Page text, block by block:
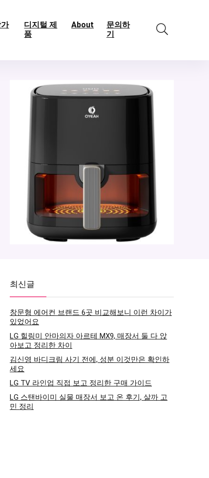
디지털 제
품
About
문의하
기
최신글
창문형 에어컨 브랜드 6곳 비교해보니 이런 차이가
있었어요
LG 힐링미 안마의자 아르테 MX9, 매장서 둘 다 앉
아보고 정리한 차이
김신영 바디크림 사기 전에, 성분 이것만은 확인하
세요
LG TV 라인업 직접 보고 정리한 구매 가이드
LG 스탠바이미 실물 매장서 보고 온 후기, 살까 고
민 정리